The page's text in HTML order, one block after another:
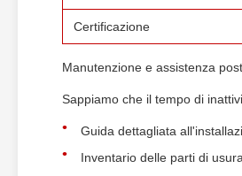
Certificazione
Manutenzione e assistenza
Sappiamo che il tempo di
Guida dettagliata
Inventario delle parti di